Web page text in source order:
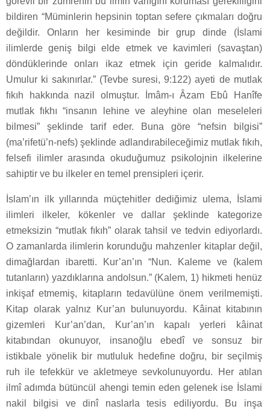
bildiren “Müminlerin hepsinin toptan sefere çıkmaları doğru
değildir. Onların her kesiminde bir grup dinde (İslami
ilimlerde geniş bilgi elde etmek ve kavimleri (savaştan)
döndüklerinde onları ikaz etmek için geride kalmalıdır.
Umulur ki sakınırlar.” (Tevbe suresi, 9:122) ayeti de mutlak
fıkıh hakkında nazil olmuştur. İmâm-ı Âzam Ebû Hanîfe
mutlak fıkhı “insanın lehine ve aleyhine olan meseleleri
bilmesi” şeklinde tarif eder. Buna göre “nefsin bilgisi”
(ma’rifetü’n-nefs) şeklinde adlandırabileceğimiz mutlak fıkıh,
felsefi ilimler arasında okuduğumuz psikolojnin ilkelerine
sahiptir ve bu ilkeler en temel prensipleri içerir.
İslam’ın ilk yıllarında müçtehitler dediğimiz ulema, İslami
ilimleri ilkeler, kökenler ve dallar şeklinde kategorize
etmeksizin “mutlak fıkıh” olarak tahsil ve tedvin ediyorlardı.
O zamanlarda ilimlerin korunduğu mahzenler kitaplar değil,
dimağlardan ibaretti. Kur’an’ın “Nun. Kaleme ve (kalem
tutanların) yazdıklarına andolsun.” (Kalem, 1) hikmeti henüz
inkişaf etmemiş, kitapların tedavülüne önem verilmemişti.
Kitap olarak yalnız Kur’an bulunuyordu. Kâinat kitabının
gizemleri Kur’an’dan, Kur’an’ın kapalı yerleri kâinat
kitabından okunuyor, insanoğlu ebedî ve sonsuz bir
istikbale yönelik bir mutluluk hedefine doğru, bir seçilmiş
ruh ile tefekkür ve akletmeye sevkolunuyordu. Her atılan
ilmî adımda bütüncül ahengi temin eden gelenek ise İslami
nakil bilgisi ve dinî naslarla tesis ediliyordu. Bu inşa